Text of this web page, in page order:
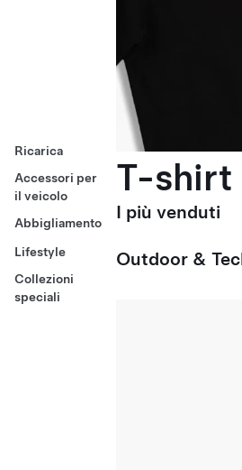
Ricarica
Accessori per
il veicolo
Abbigliamento
Lifestyle
Collezioni
speciali
T-shirt
I più venduti
Outdoor &